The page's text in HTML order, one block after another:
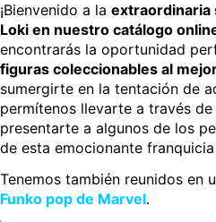
¡Bienvenido a la extraordinaria
Loki en nuestro catálogo
encontrarás la oportunidad
figuras coleccionables al
sumergirte en la tentación de
permítenos llevarte a través
presentarte a algunos de los
de esta emocionante
Tenemos también reunidos en
Funko pop de Marvel.